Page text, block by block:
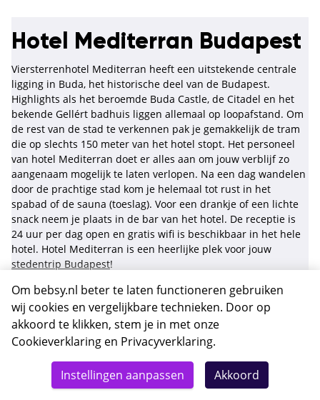
Hotel Mediterran Budapest
Viersterrenhotel Mediterran heeft een uitstekende centrale
ligging in Buda, het historische deel van de Budapest.
Highlights als het beroemde Buda Castle, de Citadel en het
bekende Gellért badhuis liggen allemaal op loopafstand. Om
de rest van de stad te verkennen pak je gemakkelijk de tram
die op slechts 150 meter van het hotel stopt. Het personeel
van hotel Mediterran doet er alles aan om jouw verblijf zo
aangenaam mogelijk te laten verlopen. Na een dag wandelen
door de prachtige stad kom je helemaal tot rust in het
spabad of de sauna (toeslag). Voor een drankje of een lichte
snack neem je plaats in de bar van het hotel. De receptie is
24 uur per dag open en gratis wifi is beschikbaar in het hele
hotel. Hotel Mediterran is een heerlijke plek voor jouw
stedentrip Budapest!
* Deze reis is inclusief tickets voor de spa, deze tickets
worden op dag 2 of 3 voor u gereserveerd.
Faciliteiten Budapest Spa
Experience
Tuin
Details Deze reis nu boeken
Om bebsy.nl beter te laten functioneren gebruiken
wij cookies en vergelijkbare technieken. Door op
akkoord te klikken, stem je in met onze
Cookieverklaring en Privacyverklaring.
Instellingen aanpassen Akkoord